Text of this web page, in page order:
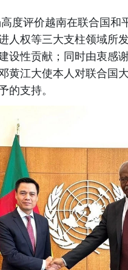
高度评价越南在联合国和
人权等三大支柱领域所
设性贡献；同时由衷感
黄江大使本人对联合国
的支持。